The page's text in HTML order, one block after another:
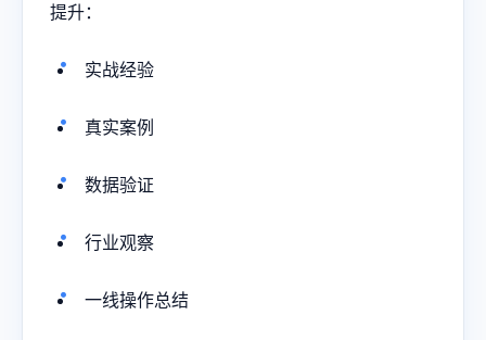
提升：
实战经验
真实案例
数据验证
行业观察
一线操作总结